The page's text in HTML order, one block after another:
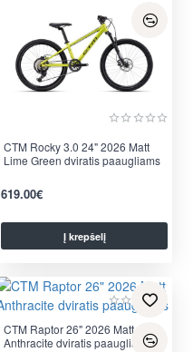
CTM Rocky 3.0 24" 2026 Matt
Lime Green dviratis paaugliams
619.00€
Į krepšelį
CTM Raptor 26" 2026 Matt
Anthracite dviratis paaugliams